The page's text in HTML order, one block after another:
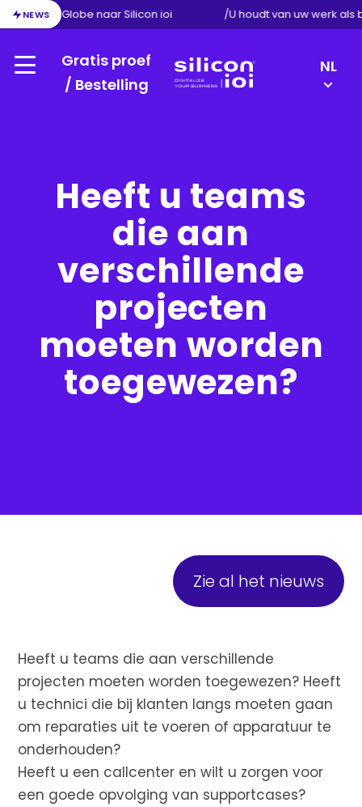
NEWS
van Exact Globe naar Silicon ioi /U houdt van uw werk als
Menu
Gratis proef
/ Bestelling
NL
Heeft u teams
die aan
verschillende
projecten
moeten worden
toegewezen?
Zie al het nieuws
Heeft u teams die aan verschillende
projecten moeten worden toegewezen? Heeft
u technici die bij klanten langs moeten gaan
om reparaties uit te voeren of apparatuur te
onderhouden?
Heeft u een callcenter en wilt u zorgen voor
een goede opvolging van supportcases?